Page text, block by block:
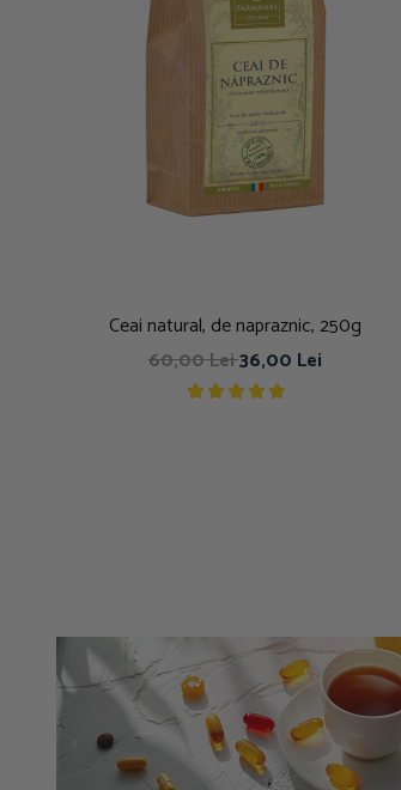
Ceai natural, de napraznic, 250g
60,00 Lei36,00 Lei